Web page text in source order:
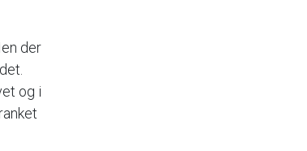
der
og i